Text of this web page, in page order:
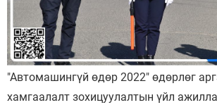
"Автомашингүй өдөр 2022" өдөрлөг
хамгаалалт зохицуулалтын үйл